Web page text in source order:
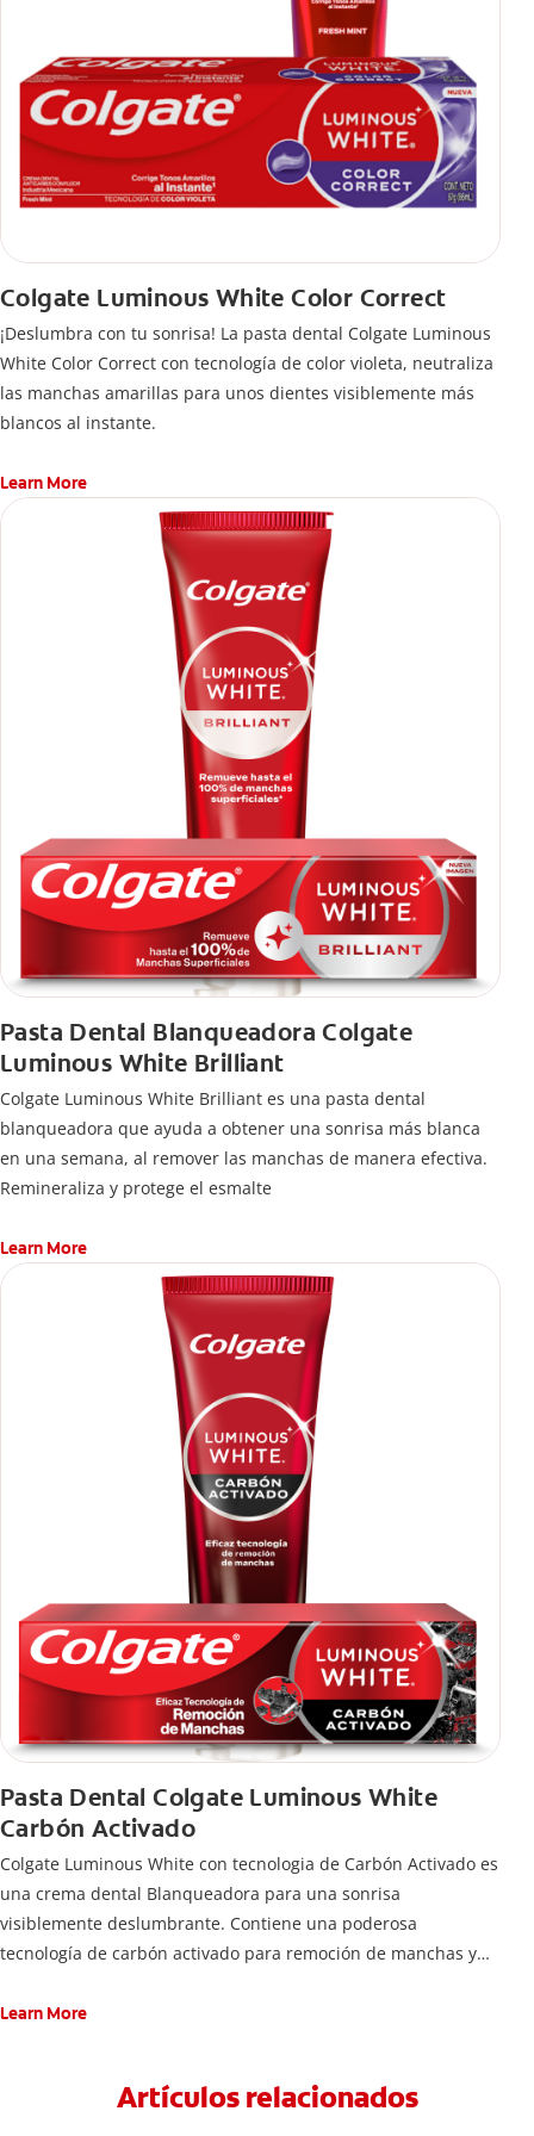
Colgate Luminous White Color Correct
¡Deslumbra con tu sonrisa! La pasta dental Colgate Luminous
White Color Correct con tecnología de color violeta, neutraliza
las manchas amarillas para unos dientes visiblemente más
blancos al instante.
Learn More
Pasta Dental Blanqueadora Colgate
Luminous White Brilliant
Colgate Luminous White Brilliant es una pasta dental
blanqueadora que ayuda a obtener una sonrisa más blanca
en una semana, al remover las manchas de manera efectiva.
Remineraliza y protege el esmalte
Learn More
Pasta Dental Colgate Luminous White
Carbón Activado
Colgate Luminous White con tecnologia de Carbón Activado es
una crema dental Blanqueadora para una sonrisa
visiblemente deslumbrante. Contiene una poderosa
tecnología de carbón activado para remoción de manchas y
Learn More
Artículos relacionados